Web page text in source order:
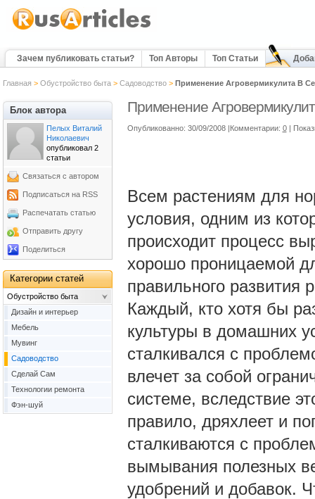
Зачем публиковать статьи? Топ Авторы Топ Статьи
Главная > Обустройство быта> Садоводство> Применение Агровермикулита В
Применение
Опубликованно: 30/09/2008 |Комментарии: 0 |
Всем растениям для
условия, одним из
происходит процесс
хорошо проницаемой
правильного развития
Каждый, кто хотя бы
культуры в домашних
сталкивался с
влечет за собой
системе, вследствие
правило, дряхлеет и
сталкиваются с
вымывания полезных
удобрений и добавок.
Блок автора
Пелых Виталий
Николаевич
опубликовал 2
статьи
Связаться с автором
Подписаться на RSS
Распечатать статью
Отправить другу
Поделиться
Категории статей
Обустройство быта
Дизайн и интерьер
Мебель
Мувинг
Садоводство
Сделай Сам
Технологии ремонта
Фэн-шуй